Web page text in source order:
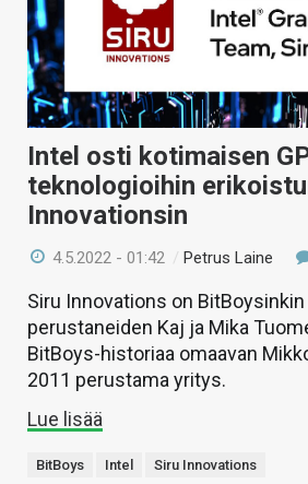
KAUPPA
VAIHDA TEEMA
HAKU
Intel osti kotimaisen
teknologioihin
Innovationsin
4.5.2022 - 01:42 /Petrus Laine
Siru Innovations on BitBoysinkin
perustaneiden Kaj ja Mika
BitBoys-historiaa omaavan
2011 perustama yritys.
Lue lisää
BitBoys Intel Siru Innovations